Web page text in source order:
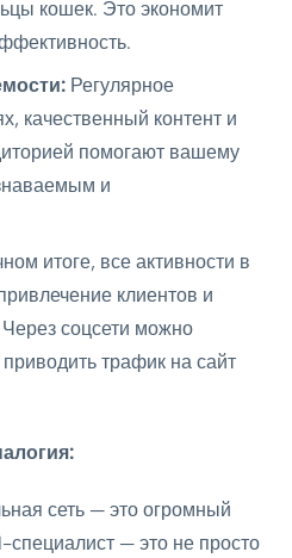
кошек. Это экономит
Регулярное
качественный контент и
помогают вашему
и
итоге, все активности в
клиентов и
соцсети можно
трафик на сайт
сеть — это огромный
специалист — это не просто